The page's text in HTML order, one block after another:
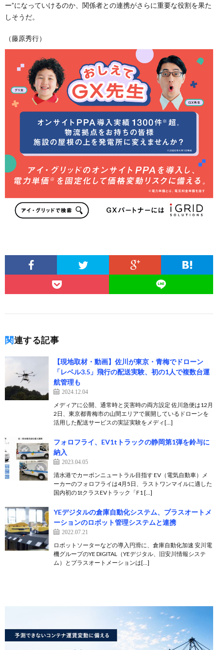
ー”になっていけるのか、関係者との連携がさらに重要な役割を果た
しそうだ。
（藤原秀行）
関連する記事
【現地取材・動画】佐川が東京・青梅でドローン
「レベル3.5」飛行の配送実験、初の1人で複数台運
航管理も
2024.12.04
メディアに公開、通常時と災害時の両方設定 佐川急便は12月
2日、東京都青梅市の山間エリアで展開しているドローンを
活用した配送サービスの実証実験をメディ[…]
フォロフライ、EV1tトラックの静岡第1弾を鈴与に
納入
2023.04.05
清水港でカーボンニュートラル目指す EV（電気自動車）メ
ーカーのフォロフライは4月5日、ラストワンマイルに適した
国内初の1tクラスEVトラック「F1 […]
YEデジタルの倉庫自動化システム、プラスオートメ
ーションのロボット管理システムと連携
2022.07.21
ロボットソーターなどの導入円滑に、倉庫自動化加速 安川電
機グループのYE DIGITAL（YEデジタル、旧安川情報システ
ム）とプラスオートメーションは[…]